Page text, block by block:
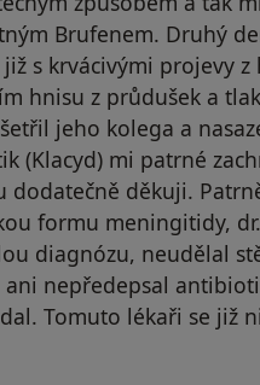
Brufenem. Druhý
s krvácivými projevy z
hnisu z průdušek a
jeho kolega a
(Klacyd) mi patrné
dodatečně děkuji.
formu meningitidy,
diagnózu, neudělal
nepředepsal
Tomuto lékaři se již